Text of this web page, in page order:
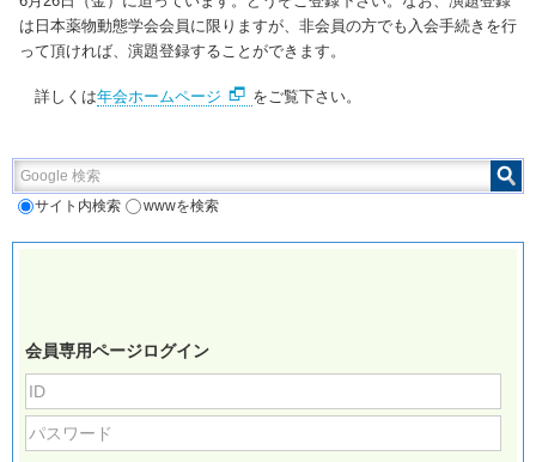
は日本薬物動態学会会員に限りますが、非会員の方でも入会手続きを行
って頂ければ、演題登録することができます。
詳しくは年会ホームページ をご覧下さい。
Google 検索
サイト内検索 wwwを検索
会員専用ページログイン